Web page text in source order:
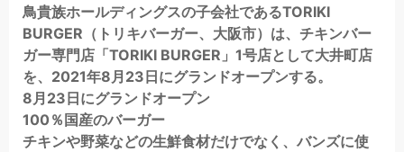
鳥貴族ホールディングスの子会社であるTORIKI
BURGER（トリキバーガー、大阪市）は、チキンバー
ガー専門店「TORIKI BURGER」1号店として大井町店
を、2021年8月23日にグランドオープンする。
8月23日にグランドオープン
100％国産のバーガー
チキンや野菜などの生鮮食材だけでなく、バンズに使